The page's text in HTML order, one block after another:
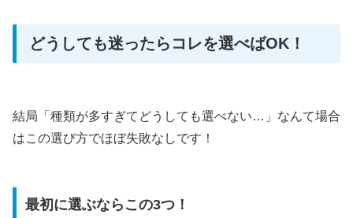
どうしても迷ったらコレを選べばOK！
結局「種類が多すぎてどうしても選べない…」なんて場合
はこの選び方でほぼ失敗なしです！
最初に選ぶならこの3つ！